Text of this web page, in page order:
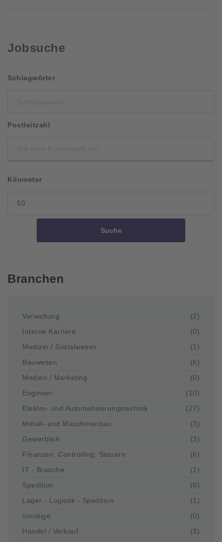
Jobsuche
SchlagwörterSchlüsselwort
Postleitzahl
Kilometer
Suche
Branchen
Verwaltung
(2)
Interne Karriere
(0)
Medizin / Sozialwesen
(1)
Bauwesen
(6)
Medien / Marketing
(0)
Engineer
(10)
Elektro- und Automatisierungstechnik
(27)
Metall- und Maschinenbau
(3)
Gewerblich
(3)
Finanzen, Controlling, Steuern
(6)
IT - Branche
(1)
Spedition
(0)
Lager - Logistik - Spedition
(1)
sonstige
(0)
Handel / Verkauf
(3)